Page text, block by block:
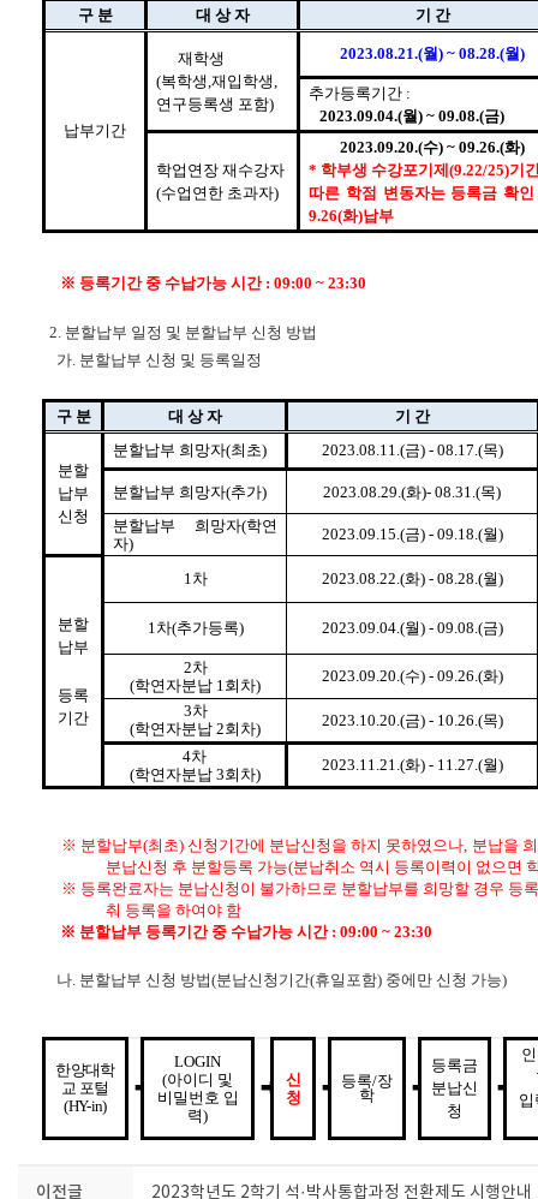
구 분 대 상 자 기 간
납부기간
재학생
(복학생,재입학생,
연구등록생 포함)
2023.08.21.(월) ~ 08.28.(월)
추가등록기간 :
2023.09.04.(월) ~ 09.08.(금)
학업연장 재수강자
(수업연한 초과자)
2023.09.20.(수) ~ 09.26.(화)
* 학부생 수강포기제(9.22/25)기
따른 학점 변동자는 등록금 확
9.26(화)납부
※ 등록기간 중 수납가능 시간 : 09:00 ~ 23:30
2. 분할납부 일정 및 분할납부 신청 방법
가. 분할납부 신청 및 등록일정
구 분 대 상 자 기 간
분할
납부
신청
분할납부 희망자(최초) 2023.08.11.(금) - 08.17.(목)
분할납부 희망자(추가)
2023.08.29.(화)- 08.31.(목)
분할납부 희망자(학연
자)
2023.09.15.(금) - 09.18.(월)
분할
납부
등록
기간
1차 2023.08.22.(화) - 08.28.(월)
1차(추가등록) 2023.09.04.(월) - 09.08.(금)
2차
(학연자분납 1회차)
2023.09.20.(수) - 09.26.(화)
3차
(학연자분납 2회차)
2023.10.20.(금) - 10.26.(목)
4차
(학연자분납 3회차)
2023.11.21.(화) - 11.27.(월)
※ 분할납부(최초) 신청기간에 분납신청을 하지 못하였으나, 분납을
분납신청 후 분할등록 가능(분납취소 역시 등록이력이 없으면
※ 등록완료자는 분납신청이 불가하므로 분할납부를 희망할 경우 등
춰 등록을 하여야 함
※ 분할납부 등록기간 중 수납가능 시간 : 09:00 ~ 23:30
나. 분할납부 신청 방법(분납신청기간(휴일포함) 중에만 신청 가능)
한양대학
교 포털
(HY-in)
➡
LOGIN
(아이디 및
비밀번호 입
력)
➡
신
청
➡
등록/장
학
➡
등록금
분납신
청
➡
이전글 2023학년도 2학기 석·박사통합과정 전환제도 시행안내